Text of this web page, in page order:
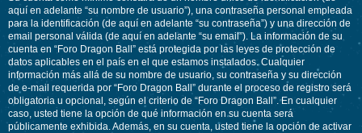
aquí en adelante “su nombre de usuario”), una contraseña personal empleada
para la identificación (de aquí en adelante “su contraseña”) y una dirección de
email personal válida (de aquí en adelante “su email”). La información de su
cuenta en “Foro Dragon Ball” está protegida por las leyes de protección de
datos aplicables en el país en el que estamos instalados. Cualquier
información más allá de su nombre de usuario, su contraseña y su dirección
de e-mail requerida por “Foro Dragon Ball” durante el proceso de registro será
obligatoria u opcional, según el criterio de “Foro Dragon Ball”. En cualquier
caso, usted tiene la opción de qué información en su cuenta será
públicamente exhibida. Además, en su cuenta, usted tiene la opción de activar